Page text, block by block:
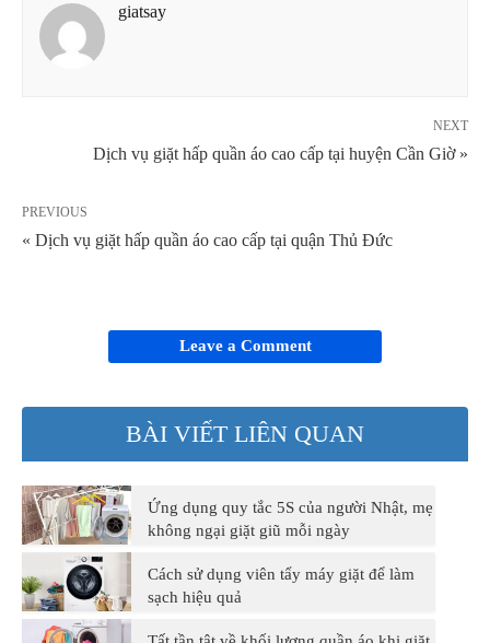
giatsay
NEXT
Dịch vụ giặt hấp quần áo cao cấp tại huyện Cần Giờ »
PREVIOUS
« Dịch vụ giặt hấp quần áo cao cấp tại quận Thủ Đức
Leave a Comment
BÀI VIẾT LIÊN QUAN
Ứng dụng quy tắc 5S của người Nhật, mẹ
không ngại giặt giũ mỗi ngày
Cách sử dụng viên tẩy máy giặt để làm
sạch hiệu quả